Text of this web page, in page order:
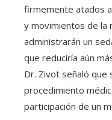
firmemente atados
y movimientos de la
administrarán un
que reduciría aún
Dr. Zivot señaló que
procedimiento
participación de un